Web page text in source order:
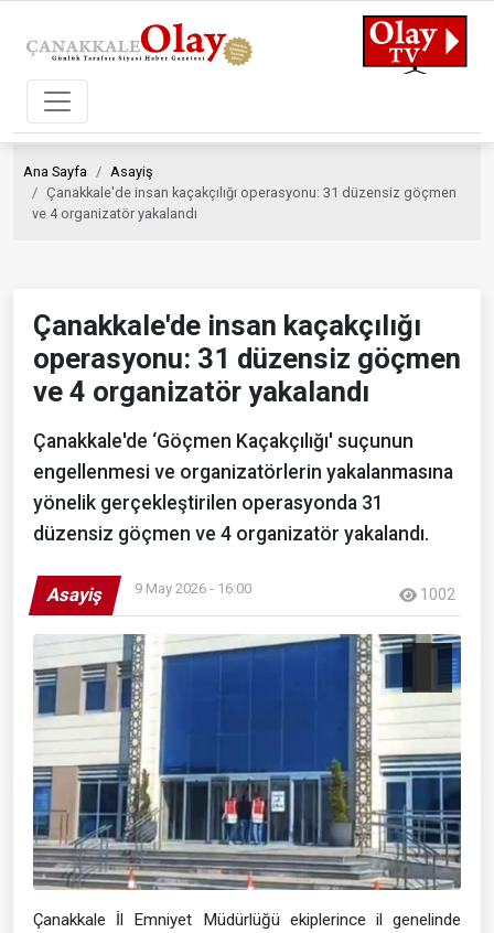
Ana Sayfa
Asayiş
Çanakkale'de insan kaçakçılığı operasyonu: 31 düzensiz göçmen
ve 4 organizatör yakalandı
Çanakkale'de insan kaçakçılığı
operasyonu: 31 düzensiz göçmen
ve 4 organizatör yakalandı
Çanakkale'de ‘Göçmen Kaçakçılığı' suçunun
engellenmesi ve organizatörlerin yakalanmasına
yönelik gerçekleştirilen operasyonda 31
düzensiz göçmen ve 4 organizatör yakalandı.
Asayiş 9 May 2026 - 16:00 1002
Çanakkale İl Emniyet Müdürlüğü ekiplerince il genelinde